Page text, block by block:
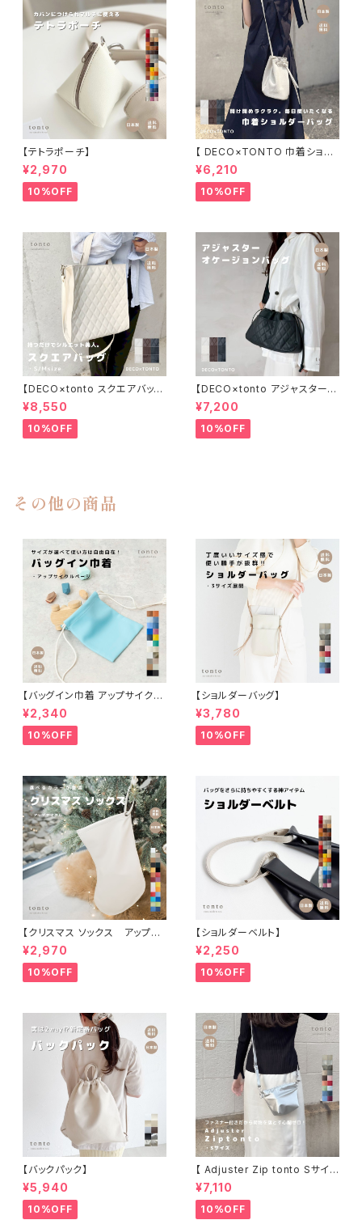
【テトラポーチ】
¥2,970
10%OFF
【 DECO×TONTO 巾着ショル
ダーバッグ】
¥6,210
10%OFF
【DECO×tonto スクエアバッグ
】
¥8,550
10%OFF
【DECO×tonto アジャスターオ
ケージョンバッグ】
¥7,200
10%OFF
その他の商品
【バッグイン巾着 アップサイク
ル】
¥2,340
10%OFF
【ショルダーバッグ】
¥3,780
10%OFF
【クリスマス ソックス アップサ
イクル】
¥2,970
10%OFF
【ショルダーベルト】
¥2,250
10%OFF
【バックパック】
¥5,940
10%OFF
【 Adjuster Zip tonto Sサイズ
】
¥7,110
10%OFF